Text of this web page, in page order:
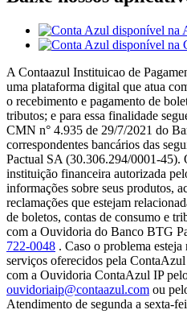
A Contaazul Instituicao de
uma plataforma digital que atua
o recebimento e pagamento de
tributos; e para essa finalidade
CMN n° 4.935 de 29/7/2021 do
correspondentes bancários das
Pactual SA (30.306.294/0001-45).
instituição financeira autorizada
informações sobre seus produtos,
reclamações que estejam
de boletos, contas de consumo e
com a Ouvidoria do Banco BTG
722-0048 . Caso o problema
serviços oferecidos pela
com a Ouvidoria ContaAzul IP
ouvidoriaip@contaazul.com ou
Atendimento de segunda a sexta-